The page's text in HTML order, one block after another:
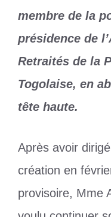
membre de la
présidence de
Retraités de la
Togolaise, en
tête haute.
Après avoir
création en
provisoire, Mme